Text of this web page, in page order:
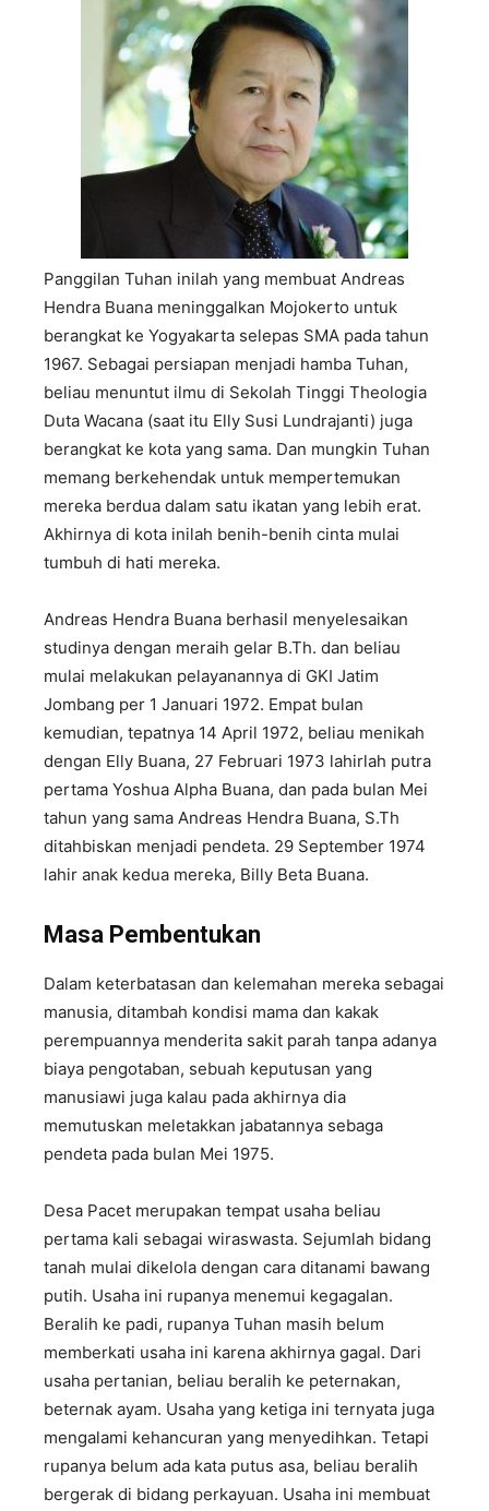
Panggilan Tuhan inilah yang membuat Andreas
Hendra Buana meninggalkan Mojokerto untuk
berangkat ke Yogyakarta selepas SMA pada tahun
1967. Sebagai persiapan menjadi hamba Tuhan,
beliau menuntut ilmu di Sekolah Tinggi Theologia
Duta Wacana (saat itu Elly Susi Lundrajanti) juga
berangkat ke kota yang sama. Dan mungkin Tuhan
memang berkehendak untuk mempertemukan
mereka berdua dalam satu ikatan yang lebih erat.
Akhirnya di kota inilah benih-benih cinta mulai
tumbuh di hati mereka.
Andreas Hendra Buana berhasil menyelesaikan
studinya dengan meraih gelar B.Th. dan beliau
mulai melakukan pelayanannya di GKI Jatim
Jombang per 1 Januari 1972. Empat bulan
kemudian, tepatnya 14 April 1972, beliau menikah
dengan Elly Buana, 27 Februari 1973 lahirlah putra
pertama Yoshua Alpha Buana, dan pada bulan Mei
tahun yang sama Andreas Hendra Buana, S.Th
ditahbiskan menjadi pendeta. 29 September 1974
lahir anak kedua mereka, Billy Beta Buana.
Masa Pembentukan
Dalam keterbatasan dan kelemahan mereka sebagai
manusia, ditambah kondisi mama dan kakak
perempuannya menderita sakit parah tanpa adanya
biaya pengotaban, sebuah keputusan yang
manusiawi juga kalau pada akhirnya dia
memutuskan meletakkan jabatannya sebaga
pendeta pada bulan Mei 1975.
Desa Pacet merupakan tempat usaha beliau
pertama kali sebagai wiraswasta. Sejumlah bidang
tanah mulai dikelola dengan cara ditanami bawang
putih. Usaha ini rupanya menemui kegagalan.
Beralih ke padi, rupanya Tuhan masih belum
memberkati usaha ini karena akhirnya gagal. Dari
usaha pertanian, beliau beralih ke peternakan,
beternak ayam. Usaha yang ketiga ini ternyata juga
mengalami kehancuran yang menyedihkan. Tetapi
rupanya belum ada kata putus asa, beliau beralih
bergerak di bidang perkayuan. Usaha ini membuat